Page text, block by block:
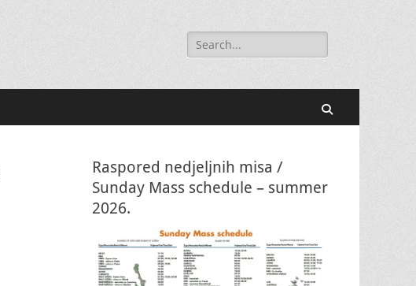
Search
for:
Raspored nedjeljnih misa /
Sunday Mass schedule – summer
2026.